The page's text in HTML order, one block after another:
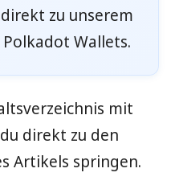
zu unserem
Wallets.
mit
direkt zu den
Artikels springen.